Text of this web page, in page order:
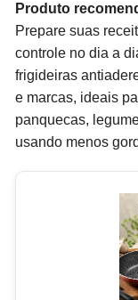
Produto
Prepare suas
controle no dia a
frigideiras
e marcas, ideais
panquecas,
usando menos